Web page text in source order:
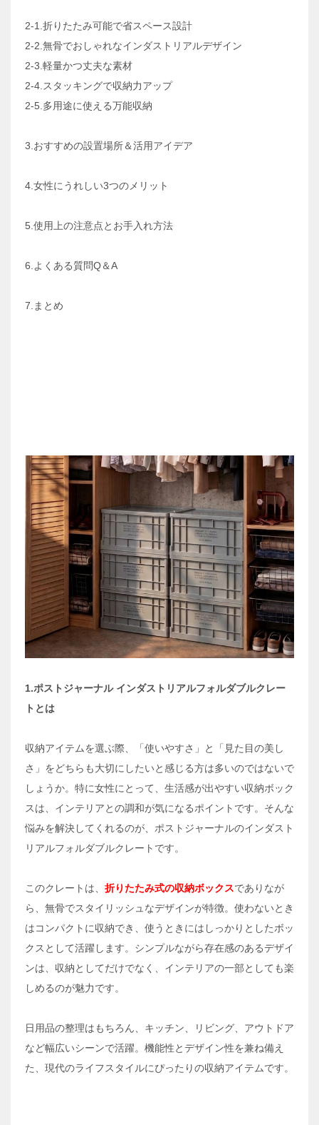
2-1.折りたたみ可能で省スペース設計
2-2.無骨でおしゃれなインダストリアルデザイン
2-3.軽量かつ丈夫な素材
2-4.スタッキングで収納力アップ
2-5.多用途に使える万能収納
3.おすすめの設置場所＆活用アイデア
4.女性にうれしい3つのメリット
5.使用上の注意点とお手入れ方法
6.よくある質問Q＆A
7.まとめ
1.ポストジャーナル インダストリアルフォルダブルクレー
トとは
収納アイテムを選ぶ際、「使いやすさ」と「見た目の美し
さ」をどちらも大切にしたいと感じる方は多いのではないで
しょうか。特に女性にとって、生活感が出やすい収納ボック
スは、インテリアとの調和が気になるポイントです。そんな
悩みを解決してくれるのが、ポストジャーナルのインダスト
リアルフォルダブルクレートです。
このクレートは、 折りたたみ式の収納ボックスでありなが
ら、無骨でスタイリッシュなデザインが特徴。使わないとき
はコンパクトに収納でき、使うときにはしっかりとしたボッ
クスとして活躍します。シンプルながら存在感のあるデザイ
ンは、収納としてだけでなく、インテリアの一部としても楽
しめるのが魅力です。
日用品の整理はもちろん、キッチン、リビング、アウトドア
など幅広いシーンで活躍。機能性とデザイン性を兼ね備え
た、現代のライフスタイルにぴったりの収納アイテムです。